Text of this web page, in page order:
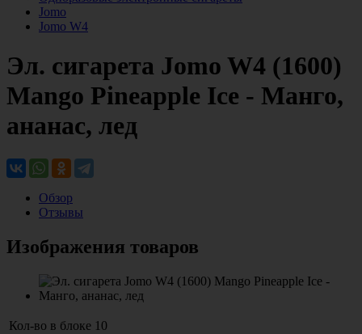
Jomo
Jomo W4
Эл. сигарета Jomo W4 (1600)
Mango Pineapple Ice - Манго,
ананас, лед
Обзор
Отзывы
Изображения товаров
Кол-во в блоке 10